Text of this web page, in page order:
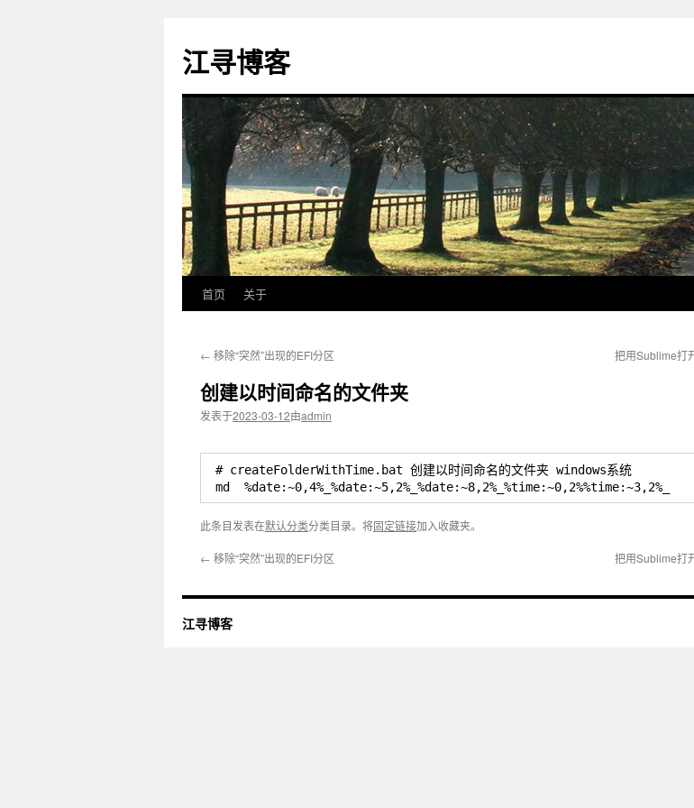
江寻博客
文
首页 关于
← 移除“突然”出现的EFI分区 把用Sublime打
创建以时间命名的文件夹
发表于2023-03-12由admin
# createFolderWithTime.bat 创建以时间命名的文件夹 windows系统
md  %date:~0,4%_%date:~5,2%_%date:~8,2%_%time:~0,2%%time:~3,2%_
此条目发表在默认分类分类目录。将固定链接加入收藏夹。
← 移除“突然”出现的EFI分区 把用Sublime打
江寻博客